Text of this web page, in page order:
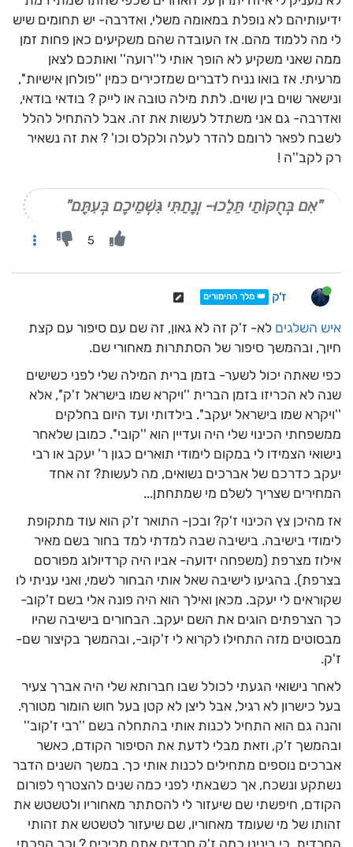
ידיעותיהם לא נופלת במאומה משלי, ואדרבה- יש תחומים שיש
לי מה ללמוד מהם. אז העובדה שהם משקיעים כאן פחות זמן
ממה שאני משקיע לא הופך אותי ל''רועה'' ואותכם לצאן
מרעיתי. אז בואו נניח לדברים שמזכירים כמין ''פולחן אישיות'',
ונישאר שוים בין שוים. לתת מילה טובה או לייק ? בודאי בודאי,
ואדרבה- גם אני משתדל לעשות את זה. אבל להתחיל להלל
לשבח לפאר לרומם להדר לעלה ולקלס וכו' ? את זה נשאיר
רק לקב''ה !
"אִם בְּחֻקּוֹתַי תֵּלֵכוּ- וְנָתַתִּי גִּשְׁמֵיכֶם בְּעִתָּם"
5
ז'ק 👑 מלך ההימורים
איש השלגים לא- ז'ק זה לא גאון, זה שם עם סיפור עם קצת
חיוך, ובהמשך סיפור של הסתתרות מאחורי שם.
כפי שאתה יכול לשער- בזמן ברית המילה שלי לפני כשישים
שנה לא הכריזו בזמן הברית ''ויקרא שמו בישראל ז'ק'', אלא
''ויקרא שמו בישראל יעקב''. בילדותי ועד היום בחלקים
ממשפחתי הכינוי שלי היה ועדיין הוא ''קובי''. כמובן שלאחר
נישואי הצמידו לי במקום לימודי תוארים כגון ר' יעקב או רבי
יעקב כדרכם של אברכים נשואים, מה לעשות? זה אחד
המחירים שצריך לשלם מי שמתחתן...
אז מהיכן צץ הכינוי ז'ק? ובכן- התואר ז'ק הוא עוד מתקופת
לימודי בישיבה. בישיבה שבה למדתי למד בחור בשם מאיר
אילוז מצרפת (משפחה ידועה- אביו היה קרדיולוג מפורסם
בצרפת). בהגיעו לישיבה שאל אותי הבחור לשמי, ואני עניתי לו
שקוראים לי יעקב. מכאן ואילך הוא היה פונה אלי בשם ז'קוב-
כך הצרפתים הוגים את השם יעקב. הבחורים בישיבה שהיו
מבסוטים מזה התחילו לקרוא לי ז'קוב-, ובהמשך בקיצור שם-
ז'ק.
לאחר נישואי הגעתי לכולל שבו חברותא שלי היה אברך צעיר
בעל כישרון לא רגיל, אבל ליצן לא קטן בעל חוש הומור מטורף.
והנה גם הוא התחיל לכנות אותי בהתחלה בשם ''רבי ז'קוב''
ובהמשך ז'ק, וזאת מבלי לדעת את הסיפור הקודם, כאשר
אברכים נוספים מתחילים לכנות אותי כך. במשך השנים הדבר
נשתקע ונשכח, אך כשבאתי לפני כמה שנים להצטרף לפורום
הקודם, חיפשתי שם שיעזור לי להסתתר מאחוריו ולטשטש את
זהותו של מי שעומד מאחוריו, שם שיעזור לטשטש את זהותי